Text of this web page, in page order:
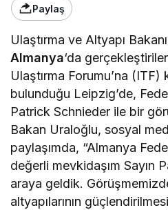
Paylaş
Ulaştırma ve Altyapı
Almanya‘da
Ulaştırma Forumu’na (ITF)
bulunduğu Leipzig’de,
Patrick Schnieder ile bir
Bakan Uraloğlu, sosyal
paylaşımda, “Almanya
değerli mevkidaşım Sayın
araya geldik.
altyapılarının